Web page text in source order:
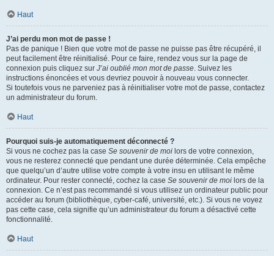
Haut
J’ai perdu mon mot de passe !
Pas de panique ! Bien que votre mot de passe ne puisse pas être récupéré, il
peut facilement être réinitialisé. Pour ce faire, rendez vous sur la page de
connexion puis cliquez sur J’ai oublié mon mot de passe. Suivez les
instructions énoncées et vous devriez pouvoir à nouveau vous connecter.
Si toutefois vous ne parveniez pas à réinitialiser votre mot de passe, contactez
un administrateur du forum.
Haut
Pourquoi suis-je automatiquement déconnecté ?
Si vous ne cochez pas la case Se souvenir de moi lors de votre connexion,
vous ne resterez connecté que pendant une durée déterminée. Cela empêche
que quelqu’un d’autre utilise votre compte à votre insu en utilisant le même
ordinateur. Pour rester connecté, cochez la case Se souvenir de moi lors de la
connexion. Ce n’est pas recommandé si vous utilisez un ordinateur public pour
accéder au forum (bibliothèque, cyber-café, université, etc.). Si vous ne voyez
pas cette case, cela signifie qu’un administrateur du forum a désactivé cette
fonctionnalité.
Haut